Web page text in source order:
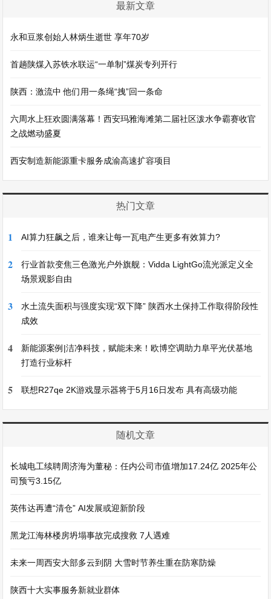
最新文章
永和豆浆创始人林炳生逝世 享年70岁
首趟陕煤入苏铁水联运“一单制”煤炭专列开行
陕西：激流中 他们用一条绳“拽”回一条命
六周水上狂欢圆满落幕！西安玛雅海滩第二届社区泼水争霸赛收官
之战燃动盛夏
西安制造新能源重卡服务成渝高速扩容项目
热门文章
1 AI算力狂飙之后，谁来让每一瓦电产生更多有效算力?
2
行业首款变焦三色激光户外旗舰：Vidda LightGo流光派定义全
场景观影自由
3
水土流失面积与强度实现“双下降” 陕西水土保持工作取得阶段性
成效
4
新能源案例|洁净科技，赋能未来！欧博空调助力阜平光伏基地
打造行业标杆
5 联想R27qe 2K游戏显示器将于5月16日发布 具有高级功能
随机文章
长城电工续聘周济海为董秘：任内公司市值增加17.24亿 2025年公
司预亏3.15亿
英伟达再遭“清仓” AI发展或迎新阶段
黑龙江海林楼房坍塌事故完成搜救 7人遇难
未来一周西安大部多云到阴 大雪时节养生重在防寒防燥
陕西十大实事服务新就业群体